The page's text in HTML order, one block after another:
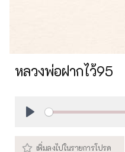
หลวงพ่อฝากไว้95